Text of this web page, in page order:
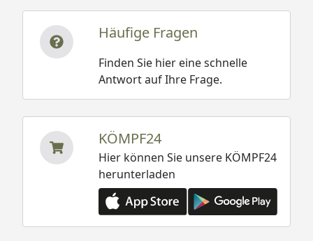
Häufige Fragen
Finden Sie hier eine schnelle
Antwort auf Ihre Frage.
KÖMPF24
Hier können Sie unsere KÖMPF24
herunterladen